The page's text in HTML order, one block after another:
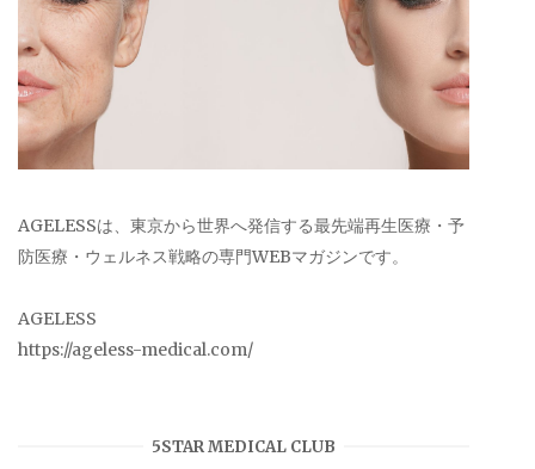
AGELESSは、東京から世界へ発信する最先端再生医療・予
防医療・ウェルネス戦略の専門WEBマガジンです。
AGELESS
https://ageless-medical.com/
5STAR MEDICAL CLUB